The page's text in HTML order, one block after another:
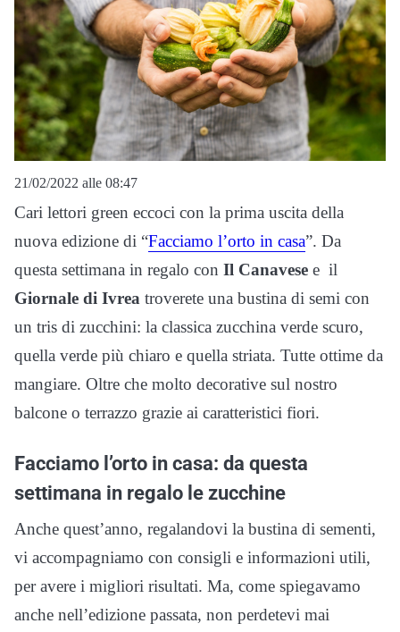
21/02/2022 alle 08:47
Cari lettori green eccoci con la prima uscita della
nuova edizione di “Facciamo l’orto in casa”. Da
questa settimana in regalo con Il Canavese e il
Giornale di Ivrea troverete una bustina di semi con
un tris di zucchini: la classica zucchina verde scuro,
quella verde più chiaro e quella striata. Tutte ottime da
mangiare. Oltre che molto decorative sul nostro
balcone o terrazzo grazie ai caratteristici fiori.
Facciamo l’orto in casa: da questa
settimana in regalo le zucchine
Anche quest’anno, regalandovi la bustina di sementi,
vi accompagniamo con consigli e informazioni utili,
per avere i migliori risultati. Ma, come spiegavamo
anche nell’edizione passata, non perdetevi mai